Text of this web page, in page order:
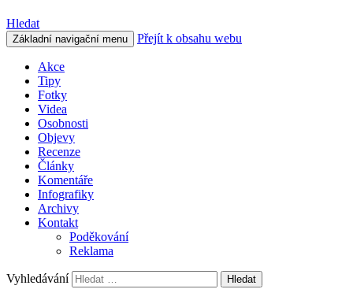
Hledat
Základní navigační menu Přejít k obsahu webu
Akce
Tipy
Fotky
Videa
Osobnosti
Objevy
Recenze
Články
Komentáře
Infografiky
Archivy
Kontakt
Poděkování
Reklama
Vyhledávání